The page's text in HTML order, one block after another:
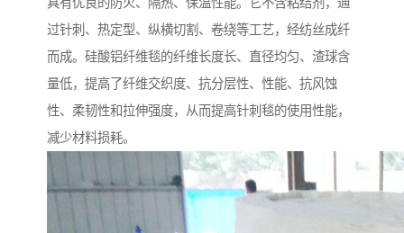
具有优良的防火、隔热、保温性能。它不含粘结剂，通
过针刺、热定型、纵横切割、卷绕等工艺，经纺丝成纤
而成。硅酸铝纤维毯的纤维长度长、直径均匀、渣球含
量低，提高了纤维交织度、抗分层性、性能、抗风蚀
性、柔韧性和拉伸强度，从而提高针刺毯的使用性能，
减少材料损耗。